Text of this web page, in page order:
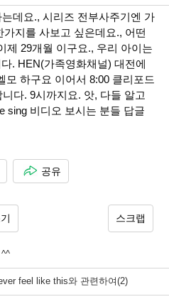
데요., 시리즈 전부사주기엔 가
지를 사보고 싶은데요., 어떤
제 29개월 이구요., 우리 아이는
. HEN(가족영화채널) 대전에
모 하구요 이어서 8:00 클리포드
다. 9시까지요. 앗, 다들 알고
sing 비디오 보시는 분들 답글
공유
스크랩
feel like this와 관련하여(2)